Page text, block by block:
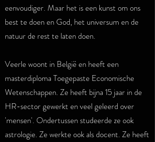
eenvoudiger. Maar het is een kunst om ons
best te doen en God, het universum en de
natuur de rest te laten doen.
Veerle woont in België en heeft een
masterdiploma Toegepaste Economische
Wetenschappen. Ze heeft bijna 15 jaar in de
HR-sector gewerkt en veel geleerd over
'mensen'. Ondertussen studeerde ze ook
astrologie. Ze werkte ook als docent. Ze heeft